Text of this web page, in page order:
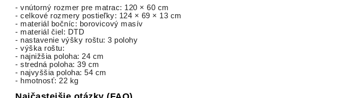
- vnútorný rozmer pre matrac: 120 × 60 cm
- celkové rozmery postieľky: 124 × 69 × 13 cm
- materiál bočníc: borovicový masív
- materiál čiel: DTD
- nastavenie výšky roštu: 3 polohy
- výška roštu:
- najnižšia poloha: 24 cm
- stredná poloha: 39 cm
- najvyššia poloha: 54 cm
- hmotnosť: 22 kg